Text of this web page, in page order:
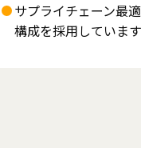
サプライチェーン最
構成を採用していま